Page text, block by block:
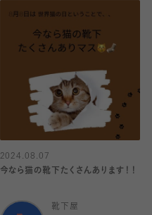
2024.08.07
今なら猫の靴下たくさんあります！！
靴下屋